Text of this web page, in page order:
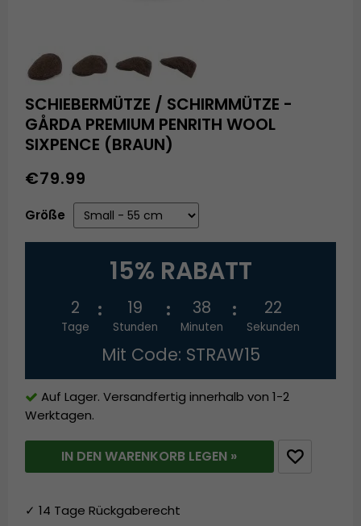
SCHIEBERMÜTZE / SCHIRMMÜTZE -
GÅRDA PREMIUM PENRITH WOOL
SIXPENCE (BRAUN)
€79.99
Größe
15% RABATT
2
Tage
19
Stunden
38
Minuten
22
Sekunden
Mit Code: STRAW15
Auf Lager. Versandfertig innerhalb von 1-2
Werktagen.
IN DEN WARENKORB LEGEN »
✓ 14 Tage Rückgaberecht